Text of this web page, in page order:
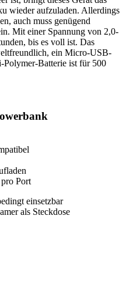
wieder aufzuladen. Allerdings
auch muss genügend
Mit einer Spannung von 2,0-
bis es voll ist. Das
ein Micro-USB-
Batterie ist für 500
Port
einsetzbar
als Steckdose